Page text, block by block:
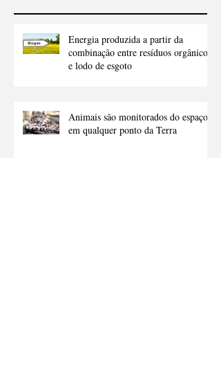
Energia produzida a partir da
combinação entre resíduos orgânicos
e lodo de esgoto
Animais são monitorados do espaço
em qualquer ponto da Terra